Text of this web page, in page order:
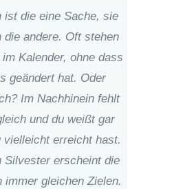
ist die eine Sache, sie
die andere. Oft stehen
Kalender, ohne dass
geändert hat. Oder
Im Nachhinein fehlt
und du weißt gar
vielleicht erreicht hast.
Silvester erscheint die
immer gleichen Zielen.